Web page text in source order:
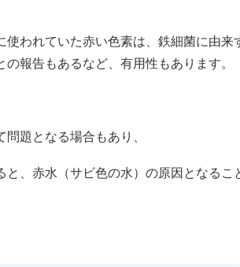
使われていた赤い色素は、鉄細菌に由来
の報告もあるなど、有用性もあります。
題となる場合もあり、
と、赤水（サビ色の水）の原因となるこ